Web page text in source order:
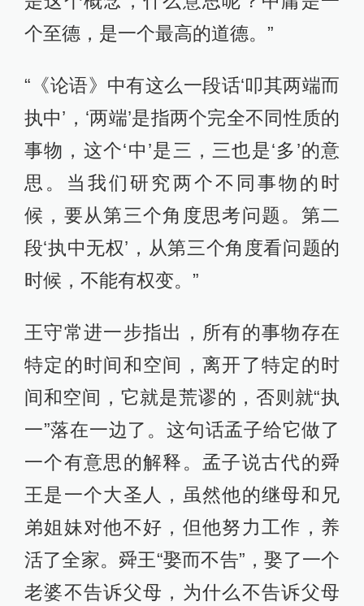
个至德，是一个最高的道德。”
“《论语》中有这么一段话‘叩其两端而
执中’，‘两端’是指两个完全不同性质的
事物，这个‘中’是三，三也是‘多’的意
思。当我们研究两个不同事物的时
候，要从第三个角度思考问题。第二
段‘执中无权’，从第三个角度看问题的
时候，不能有权变。”
王守常进一步指出，所有的事物存在
特定的时间和空间，离开了特定的时
间和空间，它就是荒谬的，否则就“执
一”落在一边了。这句话孟子给它做了
一个有意思的解释。孟子说古代的舜
王是一个大圣人，虽然他的继母和兄
弟姐妹对他不好，但他努力工作，养
活了全家。舜王“娶而不告”，娶了一个
老婆不告诉父母，为什么不告诉父母